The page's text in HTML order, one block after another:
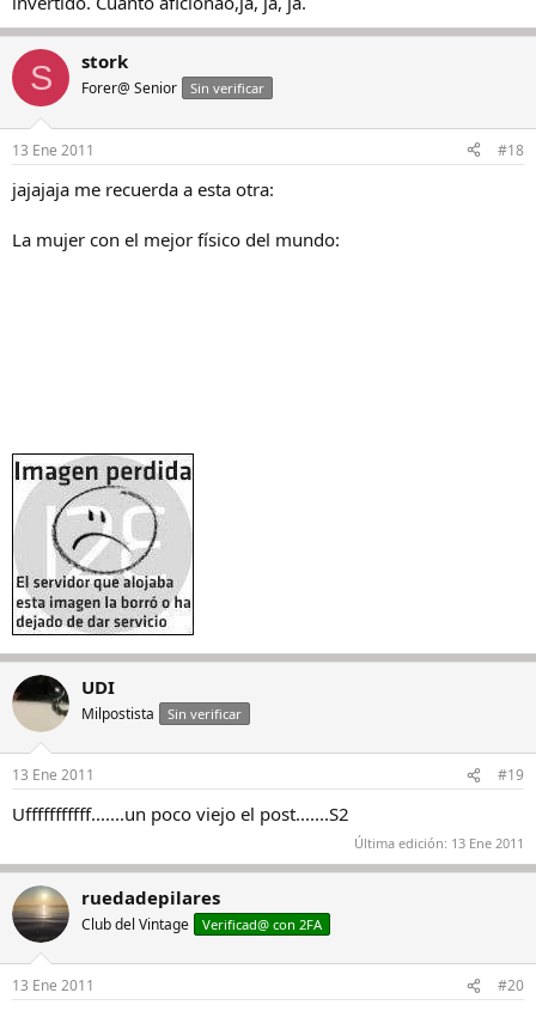
S stork
Forer@ Senior Sin verificar
13 Ene 2011 #18
jajajaja me recuerda a esta otra:
La mujer con el mejor físico del mundo:
UDI
Milpostista Sin verificar
13 Ene 2011 #19
Ufffffffffff.......un poco viejo el post.......S2
Última edición: 13 Ene 2011
ruedadepilares
Club del Vintage Verificad@ con 2FA
13 Ene 2011 #20